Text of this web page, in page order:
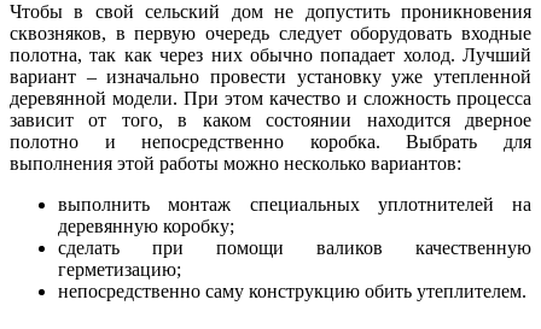
Чтобы в свой сельский дом не допустить проникновения
сквозняков, в первую очередь следует оборудовать входные
полотна, так как через них обычно попадает холод. Лучший
вариант – изначально провести установку уже утепленной
деревянной модели. При этом качество и сложность процесса
зависит от того, в каком состоянии находится дверное
полотно и непосредственно коробка. Выбрать для
выполнения этой работы можно несколько вариантов:
выполнить монтаж специальных уплотнителей на
деревянную коробку;
сделать при помощи валиков качественную
герметизацию;
непосредственно саму конструкцию обить утеплителем.